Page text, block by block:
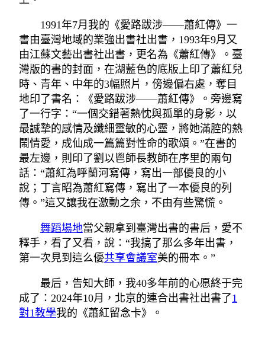
1991年7月我的《愛路跋涉——蕭紅傳》一
書由臺灣地域的業強出書社出書，1993年9月又
由江蘇文藝出書社出書，更名為《蕭紅傳》。臺
灣版的書的封面，在湖藍色的底版上印了蕭紅兒
時、青年、中年的3幅照片，傍邊偏右處，奪目
地印了書名：《愛路跋涉——蕭紅傳》。旁邊寫
了一行字：“一個交錯著熱忱與孤單的身影，以
最誠摯的感情及纖細靈敏的心靈，將她滿腔的熱
鬧情愛，成仙成一篇篇對性命的歌頌。”在書的
最左邊，則印了劉以鬯師長教師在序里的兩句
話：“蕭紅為呼蘭河寫傳，寫出一部優良的小
說；丁言昭為蕭紅寫傳，寫出了一本優良的列
傳。”這又讓我在激動之余，不由有些驚慌。
舞蹈場地當父親拿到臺灣出書的書后，愛不
釋手，看了又看，說：“我搞了那么多年出書，
第一次見到這么優共享會議室美的冊本。”
最后，告知大師，我40多年前的心愿終于完
成了：2024年10月，北京的連合出書社出書了1
對1教學我的《蕭紅留念卡》。